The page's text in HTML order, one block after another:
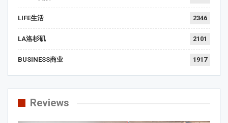
LIFE生活 2346
LA洛杉矶 2101
BUSINESS商业 1917
Reviews